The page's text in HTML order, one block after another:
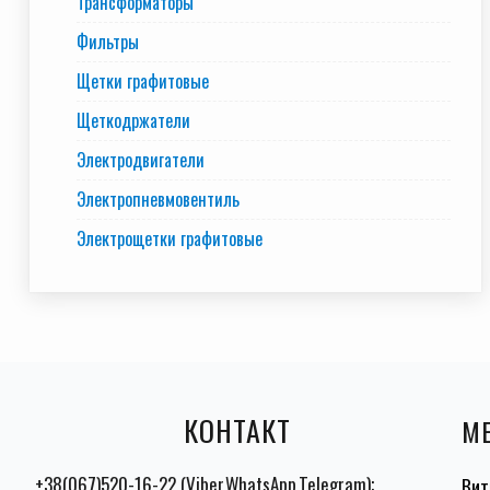
Фильтры
Щетки графитовые
Щеткодржатели
Электродвигатели
Электропневмовентиль
Электрощетки графитовые
КОНТАКТ
+38(067)520-16-22 (Viber,WhatsApp,Telegram);